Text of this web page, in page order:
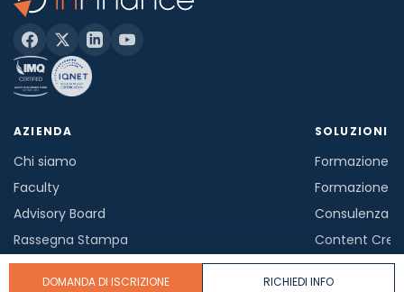
DOMANDA DI ISCRIZIONE RICHIEDI INFO
AZIENDA
Chi siamo
Faculty
Advisory Board
Rassegna Stampa
Lavora con noi
SOLUZIONI
Formazione
Formazione
Consulenza
Content
Divulgazione